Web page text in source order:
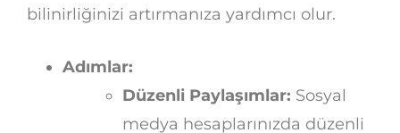
bilinirliğinizi artırmanıza yardımcı olur.
Adımlar:
Düzenli Paylaşımlar: Sosyal
medya hesaplarınızda düzenli